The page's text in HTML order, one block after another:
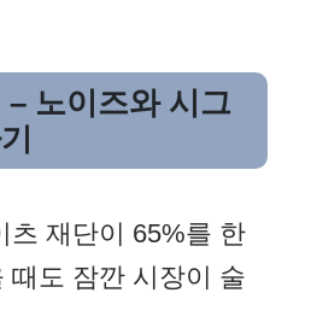
– 노이즈와 시그
츠 재단이 65%를 한
때도 잠깐 시장이 술